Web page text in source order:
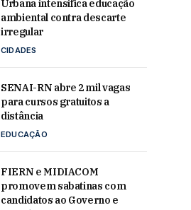
Urbana intensifica educação
ambiental contra descarte
irregular
CIDADES
SENAI-RN abre 2 mil vagas
para cursos gratuitos a
distância
EDUCAÇÃO
FIERN e MIDIACOM
promovem sabatinas com
candidatos ao Governo e